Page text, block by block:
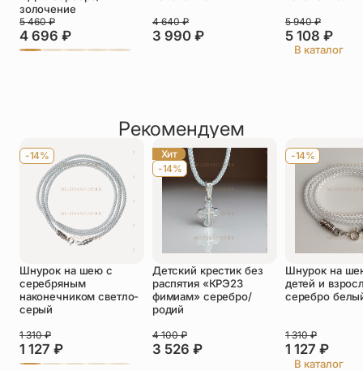
Прикрепить фото
Оставить отзыв
Подтверждаю свое согласие с
политикой конфиденциальностии даю
согласие на обработку персональных
данных
Пока нет отзывов. Будьте первым!
золочение
4 696 ₽
5 460₽
3 990 ₽
4 640₽
5 108 ₽
5 940₽
В каталог
Рекомендуем
-14%
Шнурок на шею с
серебряным
наконечником светло-
серый
1 127 ₽
1 310₽
Хит
-14%
Детский крестик без
распятия «КРЭ23
фимиам» серебро/
родий
3 526 ₽
4 100₽
-14%
Шнурок на
детей и
серебро
1 127 ₽
1 310₽
В каталог